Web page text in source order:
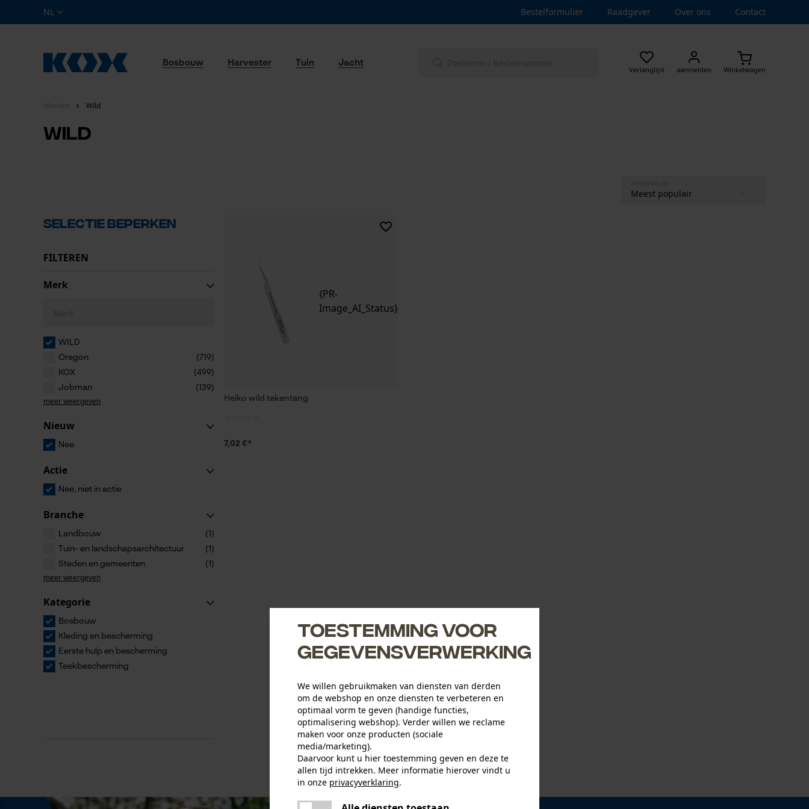
NL Bestelformulier Raadgever Over ons Contact
Verlanglijst aanmelden Winkelwagen
Bosbouw Harvester Tuin Jacht
Wild
Wild
Selectie beperken
FILTEREN
Merk
WILD
Oregon
(719)
KOX
(499)
Jobman
(139)
meer weergeven
Nieuw
Nee
Actie
Nee, niet in actie
Branche
Landbouw
(1)
Tuin- en landschapsarchitectuur
(1)
Steden en gemeenten
(1)
meer weergeven
Kategorie
Bosbouw
Kleding en bescherming
Eerste hulp en bescherming
Teekbescherming
{PR-
Image_AI_Status}
Heiko wild tekentang
7,02 €*
Toestemming voor
gegevensverwerking
We willen gebruikmaken van diensten van derden
om de webshop en onze diensten te verbeteren en
optimaal vorm te geven (handige functies,
optimalisering webshop). Verder willen we reclame
maken voor onze producten (sociale
media/marketing).
Daarvoor kunt u hier toestemming geven en deze te
allen tijd intrekken. Meer informatie hierover vindt u
in onze privacyverklaring.